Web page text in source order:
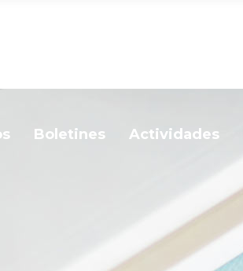
Boletines Actividades